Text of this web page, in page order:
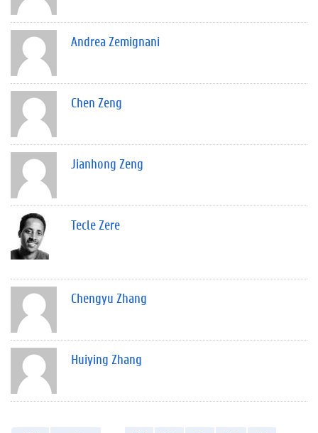
Andrea Zemignani
Chen Zeng
Jianhong Zeng
Tecle Zere
Chengyu Zhang
Huiying Zhang